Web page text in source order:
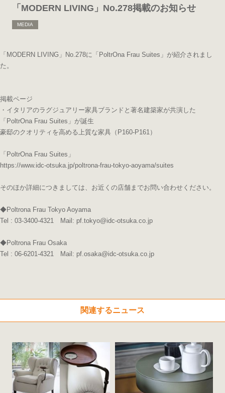
「MODERN LIVING」No.278掲載のお知らせ
MEDIA
「MODERN LIVING」No.278に「PoltrOna Frau Suites」が紹介されまし
た。
掲載ページ
・イタリアのラグジュアリー家具ブランドと著名建築家が共演した
「PoltrOna Frau Suites」が誕生
豪邸のクオリティを高める上質な家具（P160-P161）
「PoltrOna Frau Suites」
https://www.idc-otsuka.jp/poltrona-frau-tokyo-aoyama/suites
そのほか詳細につきましては、お近くの店舗までお問い合わせください。
◆Poltrona Frau Tokyo Aoyama
Tel : 03-3400-4321 Mail: pf.tokyo@idc-otsuka.co.jp
◆Poltrona Frau Osaka
Tel : 06-6201-4321 Mail: pf.osaka@idc-otsuka.co.jp
関連するニュース